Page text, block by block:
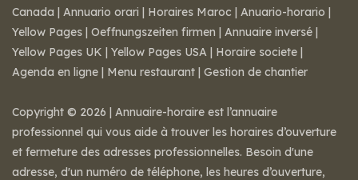
Canada | Annuario orari | Horaires Maroc | Anuario-horario |
Yellow Pages | Oeffnungszeiten firmen | Annuaire inversé |
Yellow Pages UK | Yellow Pages USA | Horaire societe |
Agenda en ligne | Menu restaurant | Gestion de chantier
Copyright © 2026 | Annuaire-horaire est l’annuaire
professionnel qui vous aide à trouver les horaires d’ouverture
et fermeture des adresses professionnelles. Besoin d'une
adresse, d'un numéro de téléphone, les heures d’ouverture,